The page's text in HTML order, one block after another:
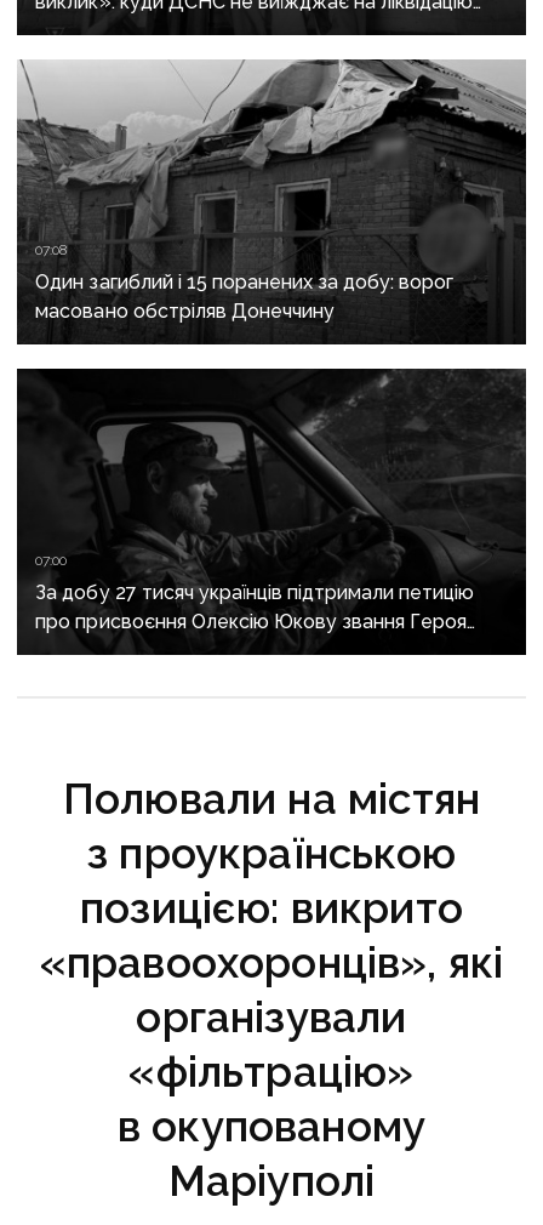
надзвичайних ситуацій у Краматорську
та Слов’янську
07:08
Один загиблий і 15 поранених за добу: ворог
масовано обстріляв Донеччину
07:00
За добу 27 тисяч українців підтримали петицію
про присвоєння Олексію Юкову звання Героя
України посмертно
Полювали на містян
з проукраїнською
позицією: викрито
«правоохоронців», які
організували
«фільтрацію»
в окупованому
Маріуполі